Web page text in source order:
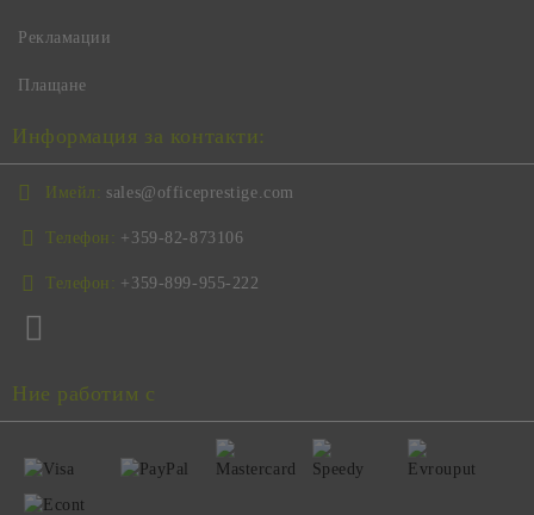
Рекламации
Плащане
Информация за контакти:
Имейл: sales@officeprestige.com
Телефон: +359-82-873106
Телефон: +359-899-955-222
Ние работим с